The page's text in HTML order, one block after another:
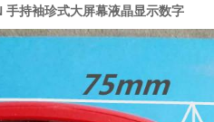
手持袖珍式大屏幕液晶显示数字